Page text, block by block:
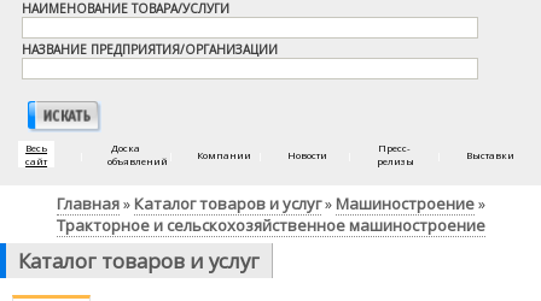
НАИМЕНОВАНИЕ ТОВАРА/УСЛУГИ
НАЗВАНИЕ ПРЕДПРИЯТИЯ/ОРГАНИЗАЦИИ
Весь
сайт
Доска
объявлений
Компании Новости
Пресс-
релизы
Выставки
Главная» Каталог товаров и услуг» Машиностроение»
Тракторное и сельскохозяйственное машиностроение
Каталог товаров и услуг